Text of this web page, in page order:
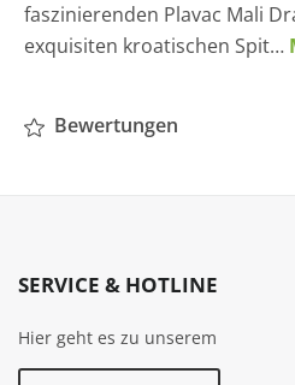
faszinierenden Plavac Mali
exquisiten kroatischen Spit…
Bewertungen
SERVICE & HOTLINE
Hier geht es zu unserem